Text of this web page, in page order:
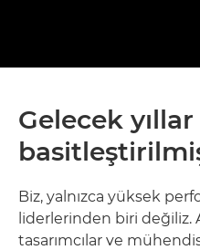
Gelecek
basitleştirilmiş
Biz, yalnızca yüksek
liderlerinden biri değiliz.
tasarımcılar ve